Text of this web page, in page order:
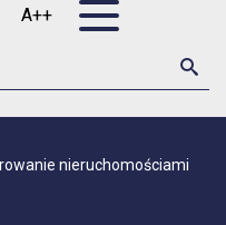
średnia
A++
Czcionka duża
nieruchomościami